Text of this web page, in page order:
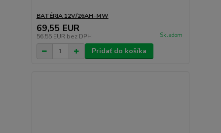
BATÉRIA 12V/26AH-MW
69,55 EUR
56,55 EUR bez DPH Skladom
Pridať do košíka